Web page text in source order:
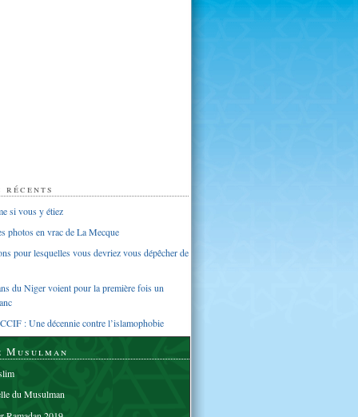
si vous y étiez
photos en vrac de La Mecque
pour lesquelles vous devriez vous dépêcher de
du Niger voient pour la première fois un
: Une décennie contre l’islamophobie
Musulman
du Musulman